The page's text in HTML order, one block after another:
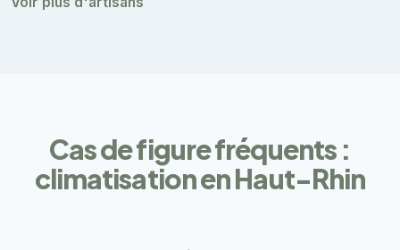
Cas de figure fréquents :
climatisation en Haut-Rhin